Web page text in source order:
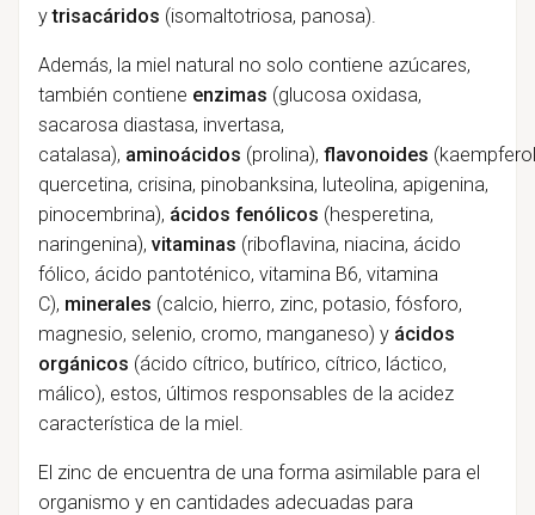
ytrisacáridos (isomaltotriosa, panosa).
Además, la miel natural no solo contiene azúcares,
también contiene enzimas (glucosa oxidasa,
sacarosa diastasa, invertasa,
catalasa), aminoácidos (prolina), flavonoides
quercetina, crisina, pinobanksina, luteolina, apigenina,
pinocembrina), ácidos fenólicos (hesperetina,
naringenina), vitaminas (riboflavina, niacina, ácido
fólico, ácido pantoténico, vitamina B6, vitamina
C), minerales (calcio, hierro, zinc, potasio, fósforo,
magnesio, selenio, cromo, manganeso) y ácidos
orgánicos (ácido cítrico, butírico, cítrico, láctico,
málico), estos, últimos responsables de la acidez
característica de la miel.
El zinc de encuentra de una forma asimilable para el
organismo y en cantidades adecuadas para